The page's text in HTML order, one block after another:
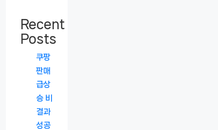
Recent
Posts
쿠팡
판매
급상
승 비
결과
성공